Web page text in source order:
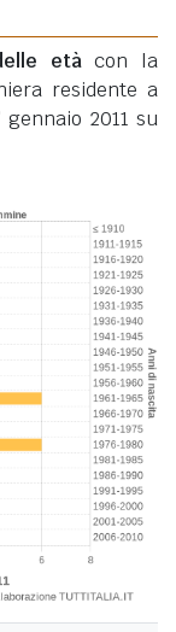
etàcon la
residente a
2011 su